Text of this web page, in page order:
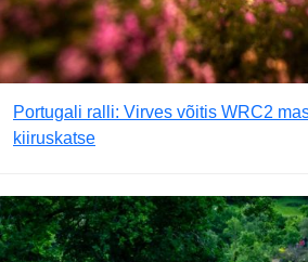
Portugali ralli: Virves võitis WRC2
kiiruskatse